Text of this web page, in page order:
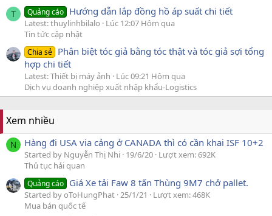
T Quảng cáo Hướng dẫn lắp đồng hồ áp suất chi tiết
Latest: thuylinhbilalo
Lúc 12:07 Hôm qua
Tin tức cập nhật
Chia sẻ Phân biệt tóc giả bằng tóc thật và tóc giả sợi tổng
hợp chi tiết
Latest: Thiết bị máy ảnh
Lúc 09:21 Hôm qua
Dịch vụ doanh nghiệp xuất nhập khẩu-Logistics
Xem nhiều
N Hàng đi USA via cảng ở CANADA thì có cần khai ISF 10+2
Started by Nguyễn Thị Nhi 19/6/20 Lượt xem: 692K
Thủ tục hải quan
Quảng cáo Giá Xe tải Faw 8 tấn Thùng 9M7 chở pallet.
Started by oToHungPhat 25/1/21
Lượt xem: 468K
Mua bán quốc tế